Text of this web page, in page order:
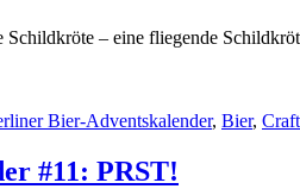
Schildkröte – eine fliegende
Bier-Adventskalender, Bier,
#11: PRST!